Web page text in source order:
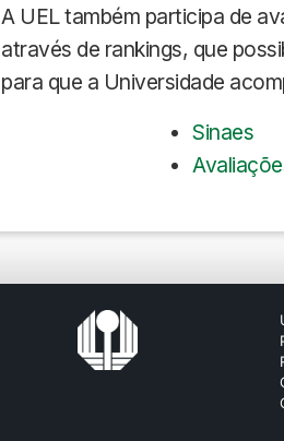
A UEL também participa de
através de rankings, que
para que a Universidade
Sinaes